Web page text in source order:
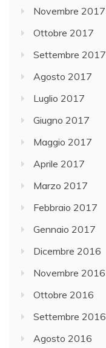
Novembre 2017
Ottobre 2017
Settembre 2017
Agosto 2017
Luglio 2017
Giugno 2017
Maggio 2017
Aprile 2017
Marzo 2017
Febbraio 2017
Gennaio 2017
Dicembre 2016
Novembre 2016
Ottobre 2016
Settembre 2016
Agosto 2016